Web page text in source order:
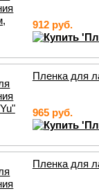
912 руб.
Пленка для
965 руб.
Пленка для